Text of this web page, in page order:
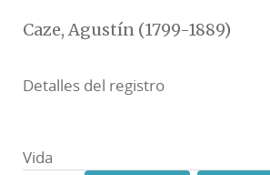
Caze, Agustín (1799-1889)
Detalles del registro
Vida